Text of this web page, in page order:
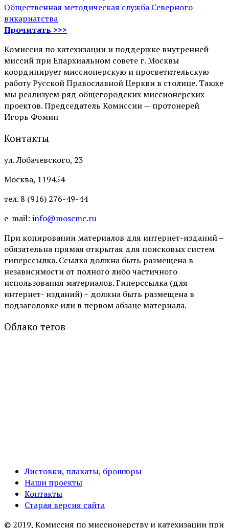
Общественная методическая служба Северного
викариатства
Прочитать >>>
Комиссия по катехизации и поддержке внутренней
миссий при Епархиальном совете г. Москвы
координирует миссионерскую и просветительскую
работу Русской Православной Церкви в столице. Также
мы реализуем ряд общегородских миссионерских
проектов. Председатель Комиссии — протоиерей
Игорь Фомин
Контакты
ул. Лобачевского, 23
Москва, 119454
тел. 8 (916) 276-49-44
e-mail: info@moscmc.ru
При копировании материалов для интернет-изданий –
обязательна прямая открытая для поисковых систем
гиперссылка. Ссылка должна быть размещена в
независимости от полного либо частичного
использования материалов. Гиперссылка (для
интернет- изданий) – должна быть размещена в
подзаголовке или в первом абзаце материала.
Облако тегов
Листовки, плакаты, брошюры
Наши проекты
Контакты
Старая версия сайта
© 2019, Комиссия по миссионерству и катехизации при